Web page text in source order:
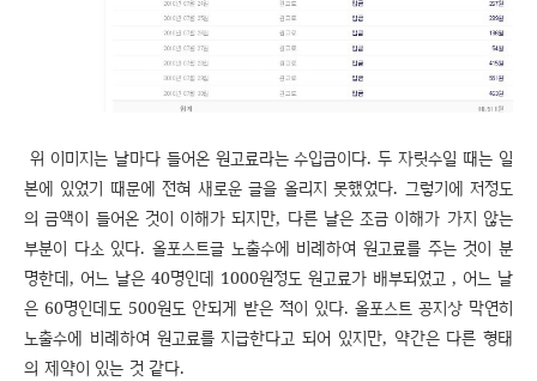
위 이미지는 날마다 들어온 원고료라는 수입금이다. 두 자릿수일 때는 일
본에 있었기 때문에 전혀 새로운 글을 올리지 못했었다. 그렇기에 저정도
의 금액이 들어온 것이 이해가 되지만, 다른 날은 조금 이해가 가지 않는
부분이 다소 있다. 올포스트글 노출수에 비례하여 원고료를 주는 것이 분
명한데, 어느 날은 40명인데 1000원정도 원고료가 배부되었고 , 어느 날
은 60명인데도 500원도 안되게 받은 적이 있다. 올포스트 공지상 막연히
노출수에 비례하여 원고료를 지급한다고 되어 있지만, 약간은 다른 형태
의 제약이 있는 것 같다.